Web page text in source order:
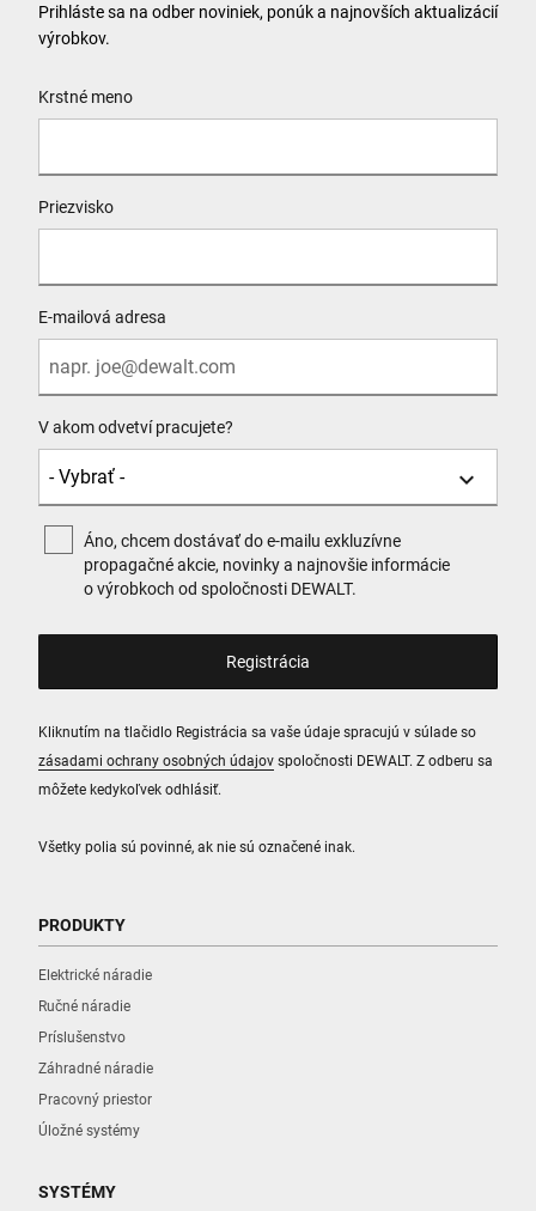
Všetky polia sú povinné, ak nie sú označené inak.
Prihláste sa na odber noviniek, ponúk a najnovších aktualizácií
výrobkov.
Krstné meno
Priezvisko
E-mailová adresa
V akom odvetví pracujete?
Áno, chcem dostávať do e-mailu exkluzívne
propagačné akcie, novinky a najnovšie informácie
o výrobkoch od spoločnosti DEWALT.
Kliknutím na tlačidlo Registrácia sa vaše údaje spracujú v súlade so
zásadami ochrany osobných údajov spoločnosti DEWALT. Z odberu sa
môžete kedykoľvek odhlásiť.
PRODUKTY
Elektrické náradie
Ručné náradie
Príslušenstvo
Záhradné náradie
Pracovný priestor
Úložné systémy
SYSTÉMY